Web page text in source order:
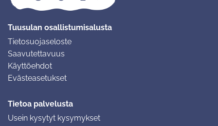
Tuusulan osallistumisalusta
Tietosuojaseloste
Saavutettavuus
Käyttöehdot
Evästeasetukset
Tietoa palvelusta
Usein kysytyt kysymykset